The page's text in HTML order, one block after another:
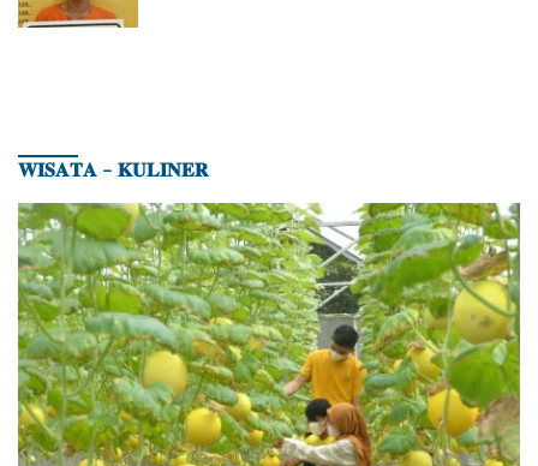
𝐖𝐈𝐒𝐀𝐓𝐀 – 𝐊𝐔𝐋𝐈𝐍𝐄𝐑